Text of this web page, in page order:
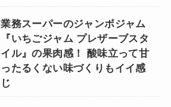
業務スーパーのジャンボジャム
『いちごジャム プレザーブスタ
イル』の果肉感！ 酸味立って甘
ったるくない味づくりもイイ感
じ